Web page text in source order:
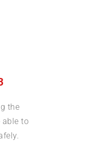
the
able to